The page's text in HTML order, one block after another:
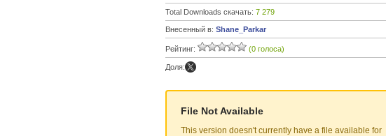
Total Downloads скачать: 7 279
Внесенный в: Shane_Parkar
Рейтинг: (0 голоса)
Доля:
File Not Available
This version doesn't currently have a file available for